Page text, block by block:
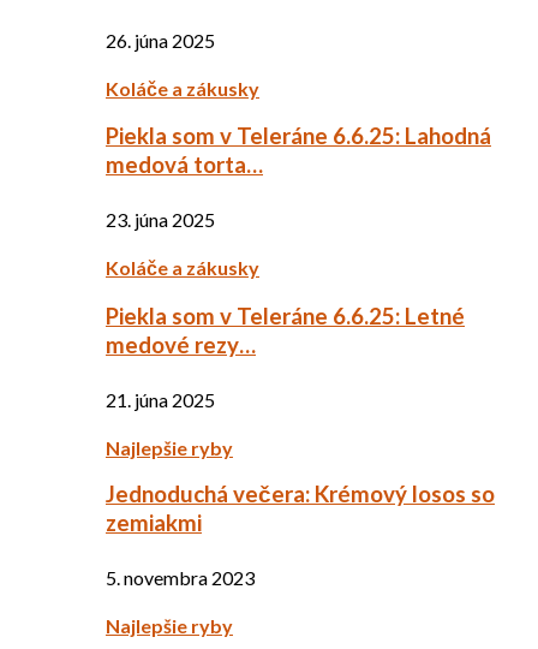
26. júna 2025
Koláče a zákusky
Piekla som v Teleráne 6.6.25: Lahodná
medová torta…
23. júna 2025
Koláče a zákusky
Piekla som v Teleráne 6.6.25: Letné
medové rezy…
21. júna 2025
Najlepšie ryby
Jednoduchá večera: Krémový losos so
zemiakmi
5. novembra 2023
Najlepšie ryby